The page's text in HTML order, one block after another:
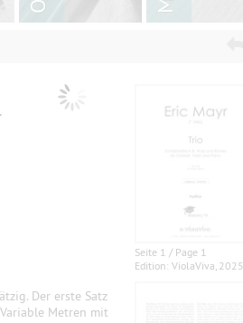
Der erste Satz
Metren mit
Seite 1 / Page 1
Edition: ViolaViva, 2025